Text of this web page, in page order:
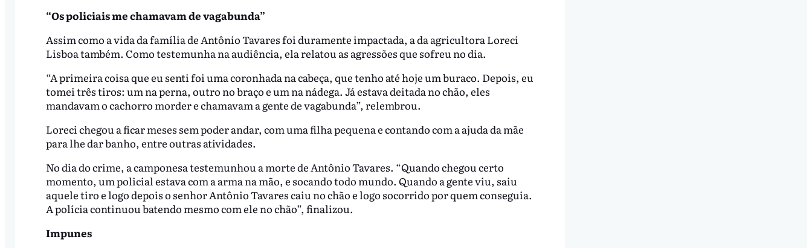
“Os policiais me chamavam de vagabunda”
Assim como a vida da família de Antônio Tavares foi duramente impactada, a da agricultora Loreci
Lisboa também. Como testemunha na audiência, ela relatou as agressões que sofreu no dia.
“A primeira coisa que eu senti foi uma coronhada na cabeça, que tenho até hoje um buraco. Depois, eu
tomei três tiros: um na perna, outro no braço e um na nádega. Já estava deitada no chão, eles
mandavam o cachorro morder e chamavam a gente de vagabunda”, relembrou.
Loreci chegou a ficar meses sem poder andar, com uma filha pequena e contando com a ajuda da mãe
para lhe dar banho, entre outras atividades.
No dia do crime, a camponesa testemunhou a morte de Antônio Tavares. “Quando chegou certo
momento, um policial estava com a arma na mão, e socando todo mundo. Quando a gente viu, saiu
aquele tiro e logo depois o senhor Antônio Tavares caiu no chão e logo socorrido por quem conseguia.
A polícia continuou batendo mesmo com ele no chão”, finalizou.
Impunes